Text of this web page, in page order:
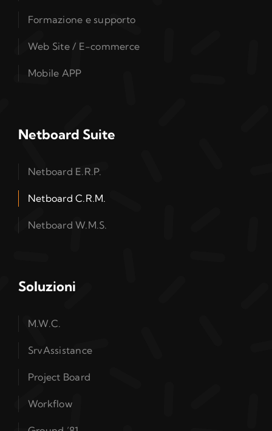
Formazione e supporto
Web Site / E-commerce
Mobile APP
Netboard Suite
Netboard E.R.P.
Netboard C.R.M.
Netboard W.M.S.
Soluzioni
M.W.C.
SrvAssistance
Project Board
Workflow